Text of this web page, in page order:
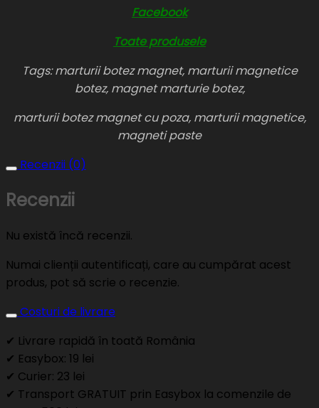
Facebook
Toate produsele
Tags: marturii botez magnet, marturii magnetice
botez, magnet marturie botez,
marturii botez magnet cu poza, marturii magnetice,
magneti paste
Recenzii (0)
Recenzii
Nu există încă recenzii.
Numai clienții autentificați, care au cumpărat acest
produs, pot să scrie o recenzie.
Costuri de livrare
✔ Livrare rapidă în toată România
✔ Easybox: 19 lei
✔ Curier: 23 lei
✔ Transport GRATUIT prin Easybox la comenzile de